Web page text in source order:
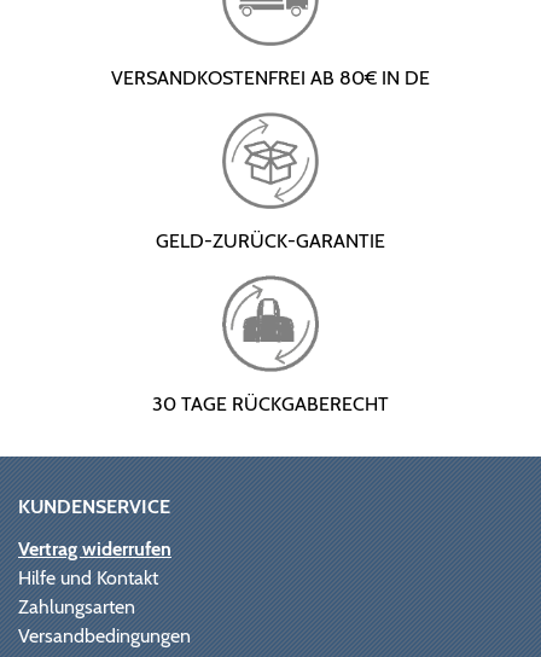
VERSANDKOSTENFREI AB 80€ IN DE
GELD-ZURÜCK-GARANTIE
30 TAGE RÜCKGABERECHT
KUNDENSERVICE
Vertrag widerrufen
Hilfe und Kontakt
Zahlungsarten
Versandbedingungen